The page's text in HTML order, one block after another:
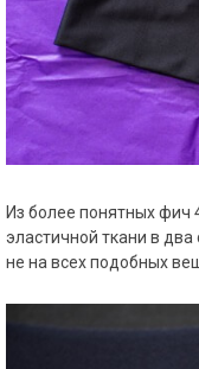
Из более понятных фич
эластичной ткани в
не на всех подобных